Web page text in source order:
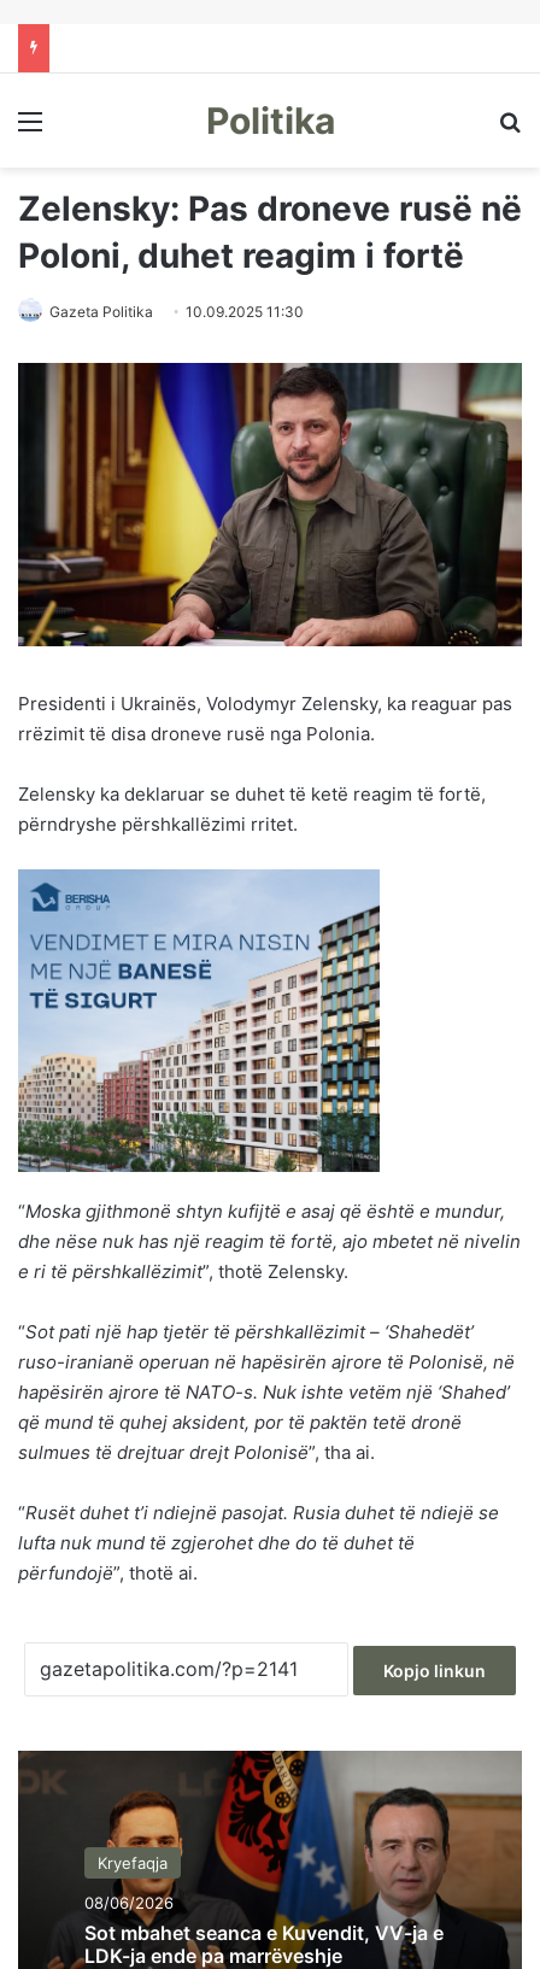
Menu Politika
Zelensky: Pas droneve rusë në
Poloni, duhet reagim i fortë
Gazeta Politika 10.09.2025 11:30
Presidenti i Ukrainës, Volodymyr Zelensky, ka reaguar pas
rrëzimit të disa droneve rusë nga Polonia.
Zelensky ka deklaruar se duhet të ketë reagim të fortë,
përndryshe përshkallëzimi rritet.
“Moska gjithmonë shtyn kufijtë e asaj që është e mundur,
dhe nëse nuk has një reagim të fortë, ajo mbetet në nivelin
e ri të përshkallëzimit”, thotë Zelensky.
“Sot pati një hap tjetër të përshkallëzimit – ‘Shahedët’
ruso-iranianë operuan në hapësirën ajrore të Polonisë, në
hapësirën ajrore të NATO-s. Nuk ishte vetëm një ‘Shahed’
që mund të quhej aksident, por të paktën tetë dronë
sulmues të drejtuar drejt Polonisë”, tha ai.
“Rusët duhet t’i ndiejnë pasojat. Rusia duhet të ndiejë se
lufta nuk mund të zgjerohet dhe do të duhet të
përfundojë”, thotë ai.
Kopjo linkun
Kryefaqja
08/06/2026
Sot mbahet seanca e Kuvendit, VV-ja e
LDK-ja ende pa marrëveshje